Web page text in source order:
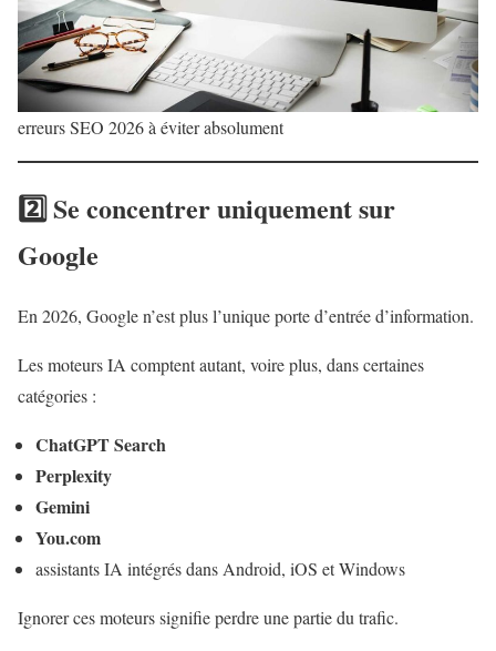
erreurs SEO 2026 à éviter absolument
2️⃣ Se concentrer uniquement sur
Google
En 2026, Google n’est plus l’unique porte d’entrée d’information.
Les moteurs IA comptent autant, voire plus, dans certaines
catégories :
ChatGPT Search
Perplexity
Gemini
You.com
assistants IA intégrés dans Android, iOS et Windows
Ignorer ces moteurs signifie perdre une partie du trafic.